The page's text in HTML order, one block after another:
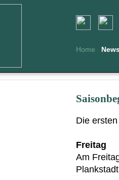
Home
Die
Freitag
Am